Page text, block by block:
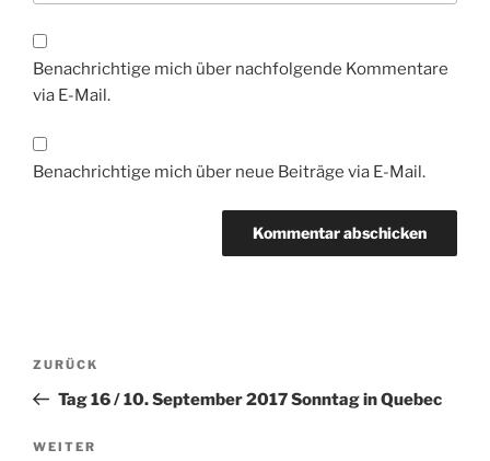
Benachrichtige mich über nachfolgende Kommentare
via E-Mail.
Benachrichtige mich über neue Beiträge via E-Mail.
Beitragsnavigation
Vorheriger
Beitrag
ZURÜCK
Tag 16 / 10. September 2017 Sonntag in Quebec
Nächster
WEITER